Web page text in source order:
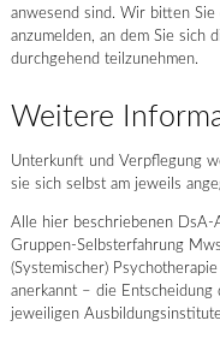
anwesend sind. Wir bitten Sie
anzumelden, an dem Sie sich
durchgehend teilzunehmen.
Weitere
Unterkunft und Verpflegung
sie sich selbst am jeweils
Alle hier beschriebenen DsA-
Gruppen-Selbsterfahrung
(Systemischer)
anerkannt – die
jeweiligen